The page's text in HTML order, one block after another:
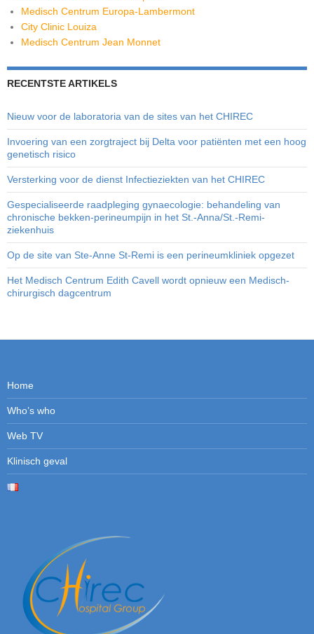
Medisch Centrum Europa-Lambermont
City Clinic Louiza
Medisch Centrum Jean Monnet
RECENTSTE ARTIKELS
Nieuw voor de laboratoria van de sites van het CHIREC
Invoering van een zorgtraject bij Delta voor patiënten met een hoog
genetisch risico
Versterking voor de dienst Infectieziekten van het CHIREC
Gespecialiseerde raadpleging gynaecologie: behandeling van
chronische bekken-perineumpijn in het St.-Anna/St.-Remi-
ziekenhuis
Op de site van Ste-Anne St-Remi is een perineumkliniek opgezet
Het Medisch Centrum Edith Cavell wordt opnieuw een Medisch-
chirurgisch dagcentrum
Home
Who’s who
Web TV
Klinisch geval